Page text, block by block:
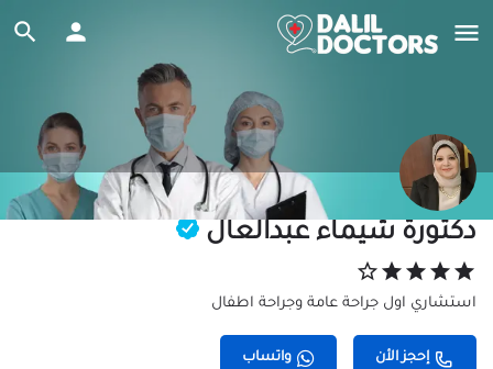
دكتورة شيماء عبدالعال
استشاري اول جراحة عامة وجراحة اطفال
إحجز الأن واتساب